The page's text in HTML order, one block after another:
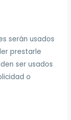
serán usados
prestarle
ser usados
o